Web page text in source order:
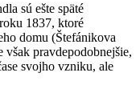
sú ešte späté
1837, ktoré
domu (Štefánikova
pravdepodobnejšie,
svojho vzniku, ale